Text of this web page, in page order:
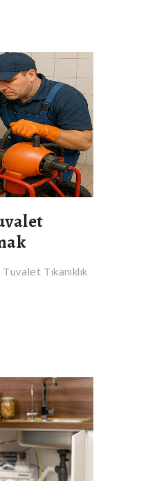
Tıkanıklık